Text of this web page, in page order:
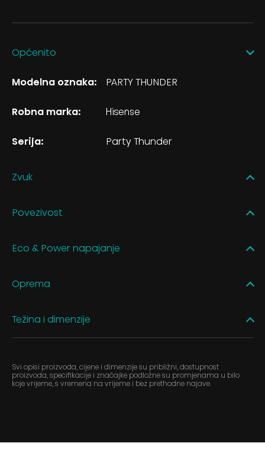
Općenito
Modelna oznaka: PARTY THUNDER
Robna marka: Hisense
Serija: Party Thunder
Zvuk
Povezivost
Eco & Power napajanje
Oprema
Težina i dimenzije
Svi opisi proizvoda, cijene i dimenzije su približni, dostupnost
proizvoda, specifikacije i značajke podložne su promjenama u bilo
koje vrijeme, s vremena na vrijeme i bez prethodne najave.